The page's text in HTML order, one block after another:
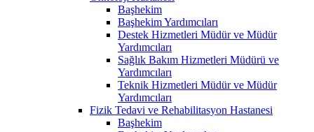
Başhekim
Başhekim Yardımcıları
Destek Hizmetleri Müdür ve Müdür
Yardımcıları
Sağlık Bakım Hizmetleri Müdürü ve
Yardımcıları
Teknik Hizmetleri Müdür ve Müdür
Yardımcıları
Fizik Tedavi ve Rehabilitasyon Hastanesi
Başhekim